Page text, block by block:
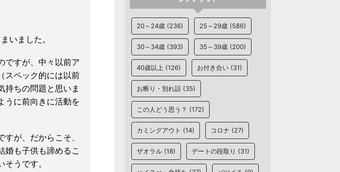
いました。
すが、 中々以前ア
（スペック的には以前
持ちの問題と思いま
うに前向きに活動を
すが、だからこそ、
婚も子供も諦めるこ
そうです。
20～24歳 (236) 25～29歳 (586)
30～34歳 (393) 35～39歳 (200)
40歳以上 (126) お付き合い (31)
お断り・別れ話 (35)
この人どう思う？ (172)
カミングアウト (14) コロナ (27)
ザオラル (18) デートの段取り (31)